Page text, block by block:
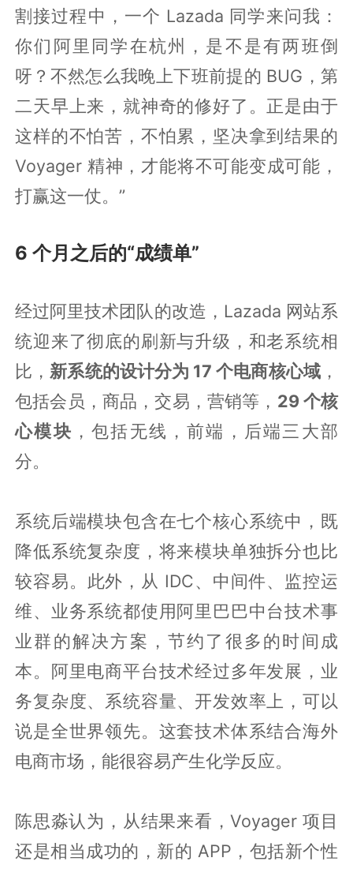
割接过程中，一个 Lazada 同学来问我：
你们阿里同学在杭州，是不是有两班倒
呀？不然怎么我晚上下班前提的 BUG，第
二天早上来，就神奇的修好了。正是由于
这样的不怕苦，不怕累，坚决拿到结果的
Voyager 精神，才能将不可能变成可能，
打赢这一仗。”
6 个月之后的“成绩单”
经过阿里技术团队的改造，Lazada 网站系
统迎来了彻底的刷新与升级，和老系统相
比， 新系统的设计分为 17 个电商核心域，
包括会员，商品，交易，营销等， 29 个核
心模块 ，包括无线，前端，后端三大部
分。
系统后端模块包含在七个核心系统中，既
降低系统复杂度，将来模块单独拆分也比
较容易。此外，从 IDC、中间件、监控运
维、业务系统都使用阿里巴巴中台技术事
业群的解决方案，节约了很多的时间成
本。阿里电商平台技术经过多年发展，业
务复杂度、系统容量、开发效率上，可以
说是全世界领先。这套技术体系结合海外
电商市场，能很容易产生化学反应。
陈思淼认为，从结果来看，Voyager 项目
还是相当成功的，新的 APP，包括新个性